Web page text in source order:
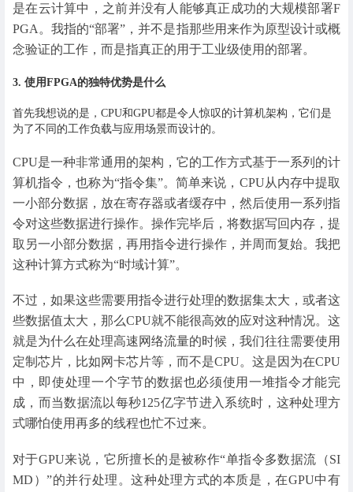
是在云计算中，之前并没有人能够真正成功的大规模部署F
PGA。我指的“部署”，并不是指那些用来作为原型设计或概
念验证的工作，而是指真正的用于工业级使用的部署。
3. 使用FPGA的独特优势是什么
首先我想说的是，CPU和GPU都是令人惊叹的计算机架构，它们是
为了不同的工作负载与应用场景而设计的。
CPU是一种非常通用的架构，它的工作方式基于一系列的计
算机指令，也称为“指令集”。简单来说，CPU从内存中提取
一小部分数据，放在寄存器或者缓存中，然后使用一系列指
令对这些数据进行操作。操作完毕后，将数据写回内存，提
取另一小部分数据，再用指令进行操作，并周而复始。我把
这种计算方式称为“时域计算”。
不过，如果这些需要用指令进行处理的数据集太大，或者这
些数据值太大，那么CPU就不能很高效的应对这种情况。这
就是为什么在处理高速网络流量的时候，我们往往需要使用
定制芯片，比如网卡芯片等，而不是CPU。这是因为在CPU
中，即使处理一个字节的数据也必须使用一堆指令才能完
成，而当数据流以每秒125亿字节进入系统时，这种处理方
式哪怕使用再多的线程也忙不过来。
对于GPU来说，它所擅长的是被称作“单指令多数据流（SI
MD）”的并行处理。这种处理方式的本质是，在GPU中有